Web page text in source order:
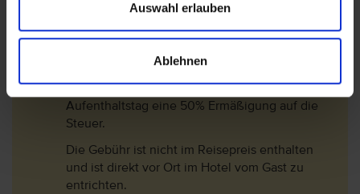
Auswahl erlauben
Ablehnen
werden die Gebühren um 75% reduziert.
Langzeiturlauber erhalten ab dem 9.
Aufenthaltstag eine 50% Ermäßigung auf die
Steuer.
Die Gebühr ist nicht im Reisepreis enthalten
und ist direkt vor Ort im Hotel vom Gast zu
entrichten.